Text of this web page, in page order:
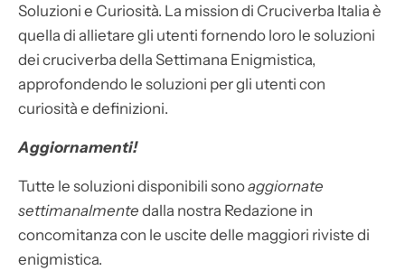
Soluzioni e Curiosità. La mission di Cruciverba Italia è
quella di allietare gli utenti fornendo loro le soluzioni
dei cruciverba della Settimana Enigmistica,
approfondendo le soluzioni per gli utenti con
curiosità e definizioni.
Aggiornamenti!
Tutte le soluzioni disponibili sonoaggiornate
settimanalmente dalla nostra Redazione in
concomitanza con le uscite delle maggiori riviste di
enigmistica.